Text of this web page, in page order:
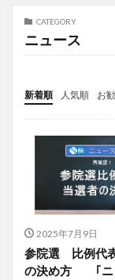
CATEGORY
ニュース
新着順 人気順
お
2025年7月9日
参院選 比例代
の決め方 ｢ニ